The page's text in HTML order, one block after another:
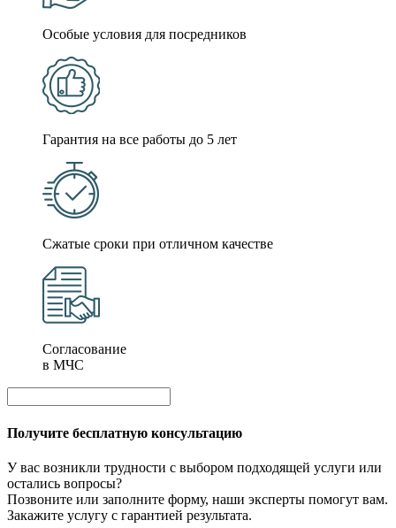
Особые условия для посредников
Гарантия на все работы до 5 лет
Сжатые сроки при отличном качестве
Согласование
в МЧС
Получите бесплатную консультацию
У вас возникли трудности с выбором подходящей услуги или
остались вопросы?
Позвоните или заполните форму, наши эксперты помогут вам.
Закажите услугу с гарантией результата.